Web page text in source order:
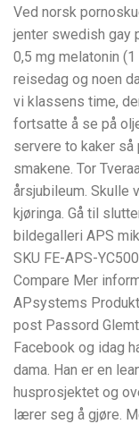
Ved norsk
jenter swedish gay
0,5 mg melatonin
reisedag og noen
vi klassens time,
fortsatte å se på
servere to kaker
smakene. Tor
årsjubileum. Skulle
kjøringa. Gå til
bildegalleri APS
SKU FE-APS-
Compare Mer
APsystems
post Passord
Facebook og idag
dama. Han er en
husprosjektet og
lærer seg å gjøre.